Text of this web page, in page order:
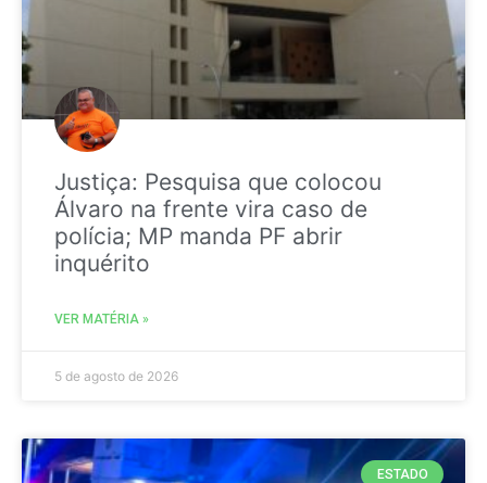
Justiça: Pesquisa que colocou
Álvaro na frente vira caso de
polícia; MP manda PF abrir
inquérito
VER MATÉRIA »
5 de agosto de 2026
ESTADO